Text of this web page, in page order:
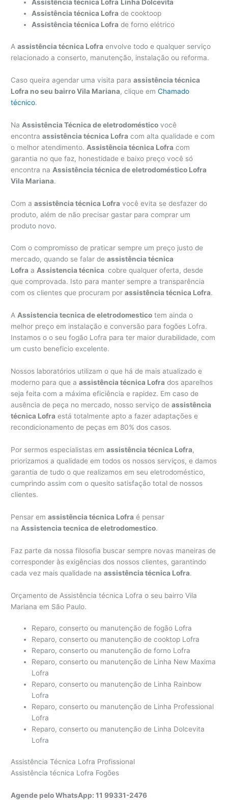
Assistência técnica Lofra Linha Dolcevita
Assistência técnica Lofra de cooktoop
Assistência técnica Lofra de forno elétrico
Aassistência técnica Lofra envolve todo e qualquer serviço
relacionado a conserto, manutenção, instalação ou reforma.
Caso queira agendar uma visita paraassistência técnica
Lofra no seu bairro Vila Mariana, clique emChamado
técnico.
Na Assistência Técnica de eletrodoméstico você
encontraassistência técnica Lofra com alta qualidade e com
o melhor atendimento. Assistência técnica Lofra com
garantia no que faz, honestidade e baixo preço você só
encontra na Assistência técnica de eletrodoméstico Lofra
Vila Mariana.
Com aassistência técnica Lofra você evita se desfazer do
produto, além de não precisar gastar para comprar um
produto novo.
Com o compromisso de praticar sempre um preço justo de
mercado, quando se falar deassistência técnica
Lofra aAssistencia técnica cobre qualquer oferta, desde
que comprovada. Isto para manter sempre a transparência
com os clientes que procuram porassistência técnica Lofra.
AAssistencia tecnica de eletrodomestico tem ainda o
melhor preço em instalação e conversão para fogões Lofra.
Instamos o o seu fogão Lofra para ter maior durabilidade, com
um custo beneficio excelente.
Nossos laboratórios utilizam o que há de mais atualizado e
moderno para que aassistência técnica Lofra dos aparelhos
seja feita com a máxima eficiência e rapidez. Em caso de
ausência de peça no mercado, nosso serviço deassistência
técnica Lofra está totalmente apto a fazer adaptações e
recondicionamento de peças em 80% dos casos.
Por sermos especialistas emassistência técnica Lofra,
priorizamos a qualidade em todos os nossos serviços, e damos
garantia de tudo o que realizamos em seu eletrodoméstico,
cumprindo assim com o quesito satisfação total de nossos
clientes.
Pensar emassistência técnica Lofra é pensar
na Assistencia tecnica de eletrodomestico.
Faz parte da nossa filosofia buscar sempre novas maneiras de
corresponder às exigências dos nossos clientes, garantindo
cada vez mais qualidade naassistência técnica Lofra.
Orçamento de Assistência técnica Lofra o seu bairro Vila
Mariana em São Paulo.
Reparo, conserto ou manutenção de fogão Lofra
Reparo, conserto ou manutenção de cooktop Lofra
Reparo, conserto ou manutenção de forno Lofra
Reparo, conserto ou manutenção de Linha New Maxima
Lofra
Reparo, conserto ou manutenção de Linha Rainbow
Lofra
Reparo, conserto ou manutenção de Linha Professional
Lofra
Reparo, conserto ou manutenção de Linha Dolcevita
Lofra
Assistência Técnica Lofra Profissional
Assistência técnica Lofra Fogões
Agende pelo WhatsApp: 11 99331-2476